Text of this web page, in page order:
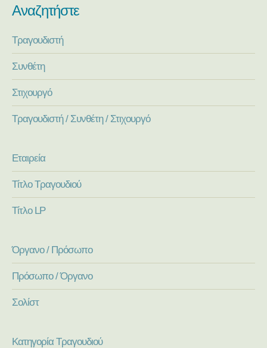
Αναζητήστε
Τραγουδιστή
Συνθέτη
Στιχουργό
Τραγουδιστή / Συνθέτη / Στιχουργό
Εταιρεία
Τίτλο Τραγουδιού
Τίτλο LP
Όργανο / Πρόσωπο
Πρόσωπο / Όργανο
Σολίστ
Κατηγορία Τραγουδιού